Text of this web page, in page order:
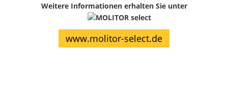
Weitere Informationen erhalten Sie unter
www.molitor-select.de